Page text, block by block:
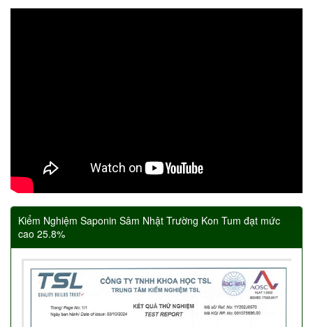
Kiểm Nghiệm Saponin Sâm Nhật Trường Kon Tum đạt mức
cao 25.8%